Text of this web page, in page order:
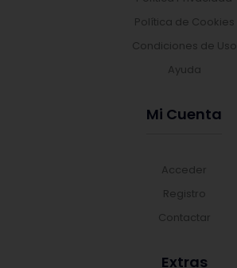
Política de Cookies
Condiciones de Uso
Ayuda
Mi Cuenta
Acceder
Registro
Contactar
Extras